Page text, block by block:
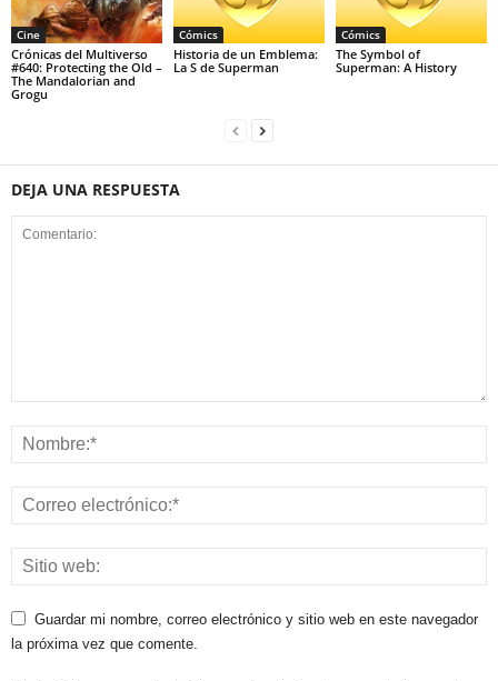
Cine
Crónicas del Multiverso
#640: Protecting the Old –
The Mandalorian and
Grogu
Cómics
Historia de un Emblema:
La S de Superman
Cómics
The Symbol of
Superman: A History
DEJA UNA RESPUESTA
Guardar mi nombre, correo electrónico y sitio web en este navegador
la próxima vez que comente.